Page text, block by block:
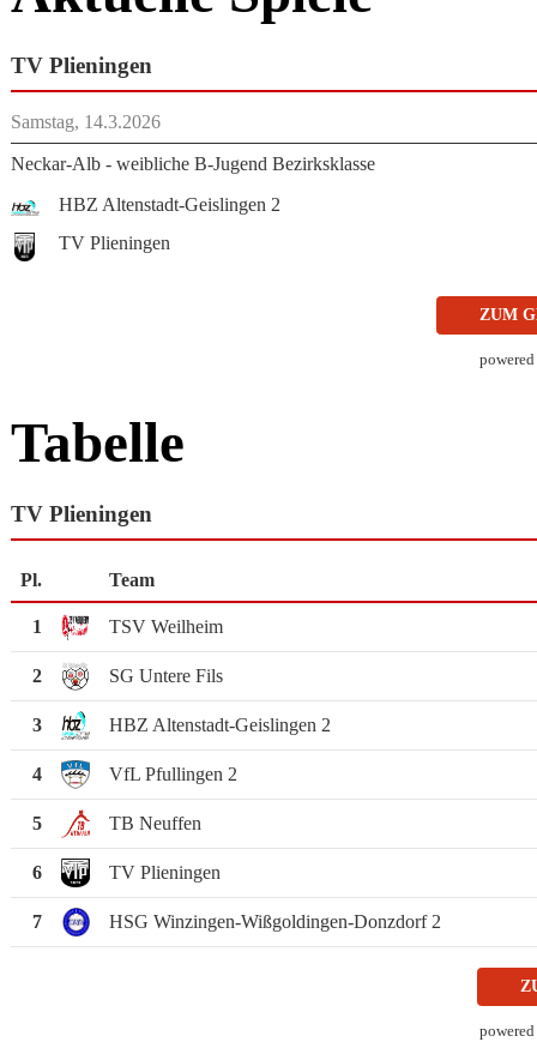
TV Plieningen
Samstag, 14.3.2026
Neckar-Alb - weibliche B-Jugend Bezirksklasse
HBZ Altenstadt-Geislingen 2
TV Plieningen
ZUM
Tabelle
TV Plieningen
Pl. Team
1 TSV Weilheim
2 SG Untere Fils
3 HBZ Altenstadt-Geislingen 2
4 VfL Pfullingen 2
5 TB Neuffen
6 TV Plieningen
7 HSG Winzingen-Wißgoldingen-Donzdorf 2